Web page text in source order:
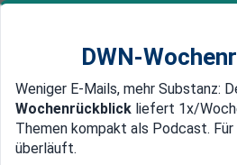
Newsticker MEIN DWN:
Edelmetalle DWN-
DWN-
Weniger E-Mails, mehr Substanz:
Wochenrückblick liefert 1x/
Themen kompakt als Podcast.
überläuft.